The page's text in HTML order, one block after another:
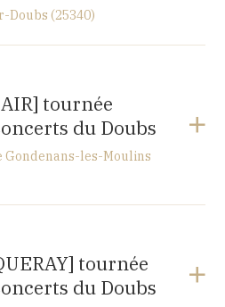
Doubs (25340)
(25340)
tournée
du Doubs
les-Moulins
tournée
du Doubs